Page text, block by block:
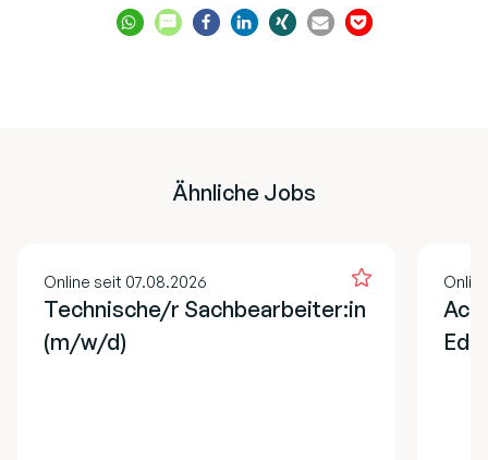
Ähnliche Jobs
Online seit 07.08.2026
Technische/r Sachbearbeiter:in
(m/w/d)